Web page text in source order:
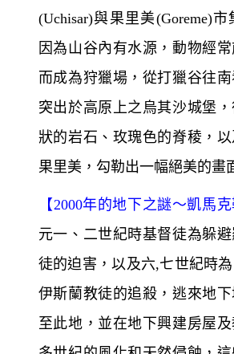
(Uchisar)與果里美(Goreme)
因為山谷內有水源，動物經
而成為狩獵場，從打獵谷往
突出於高原上之烏其沙城堡
狀的岩石、玫瑰色的脊稜，
果里美，勾勒出一幅絕美的畫
【2000年的地下之謎～凱馬克
元一、二世紀時基督徒為躲
徒的迫害，以及六,七世紀時
伊斯蘭教徒的追殺，逃來地
至此地，並在地下興建房屋